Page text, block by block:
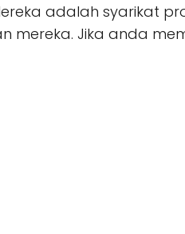
adalah syarikat
mereka. Jika anda